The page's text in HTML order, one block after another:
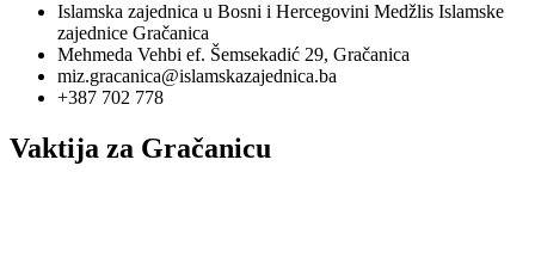
Islamska zajednica u Bosni i Hercegovini Medžlis Islamske
zajednice Gračanica
Mehmeda Vehbi ef. Šemsekadić 29, Gračanica
miz.gracanica@islamskazajednica.ba
+387 702 778
Vaktija za Gračanicu